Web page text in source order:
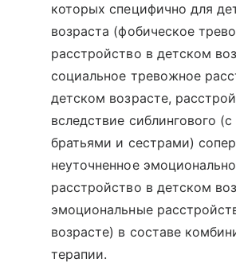
которых специфично для
возраста (фобическое
расстройство в детском
социальное тревожное
детском возрасте,
вследствие сиблингового
братьями и сестрами)
неуточненное
расстройство в детском
эмоциональные
возрасте) в составе
терапии.